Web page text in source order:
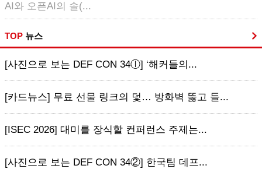
AI와 오픈AI의 솔(...
TOP 뉴스
[사진으로 보는 DEF CON 34ⓛ] ‘해커들의...
[카드뉴스] 무료 선물 링크의 덫… 방화벽 뚫고 들...
[ISEC 2026] 대미를 장식할 컨퍼런스 주제는...
[사진으로 보는 DEF CON 34②] 한국팀 데프...